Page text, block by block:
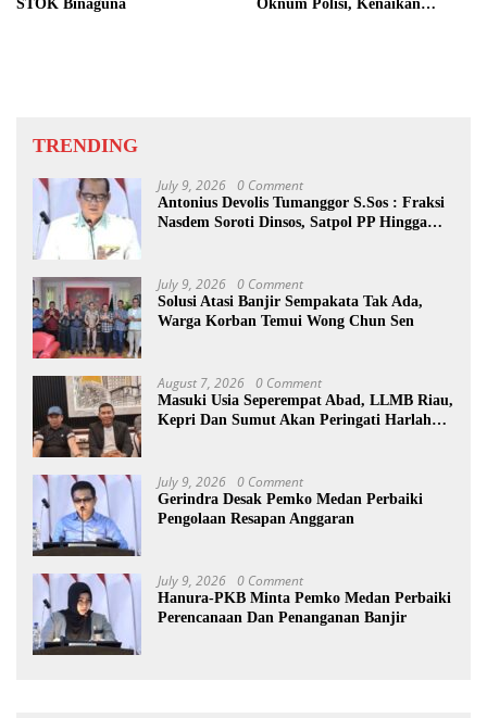
STOK Binaguna
Oknum Polisi, Kenaikan
TRENDING
July 9, 2026 0 Comment
Antonius Devolis Tumanggor S.Sos : Fraksi
Nasdem Soroti Dinsos, Satpol PP Hingga
July 9, 2026 0 Comment
Solusi Atasi Banjir Sempakata Tak Ada,
Warga Korban Temui Wong Chun Sen
August 7, 2026 0 Comment
Masuki Usia Seperempat Abad, LLMB Riau,
Kepri Dan Sumut Akan Peringati Harlah
July 9, 2026 0 Comment
Gerindra Desak Pemko Medan Perbaiki
Pengolaan Resapan Anggaran
July 9, 2026 0 Comment
Hanura-PKB Minta Pemko Medan Perbaiki
Perencanaan Dan Penanganan Banjir